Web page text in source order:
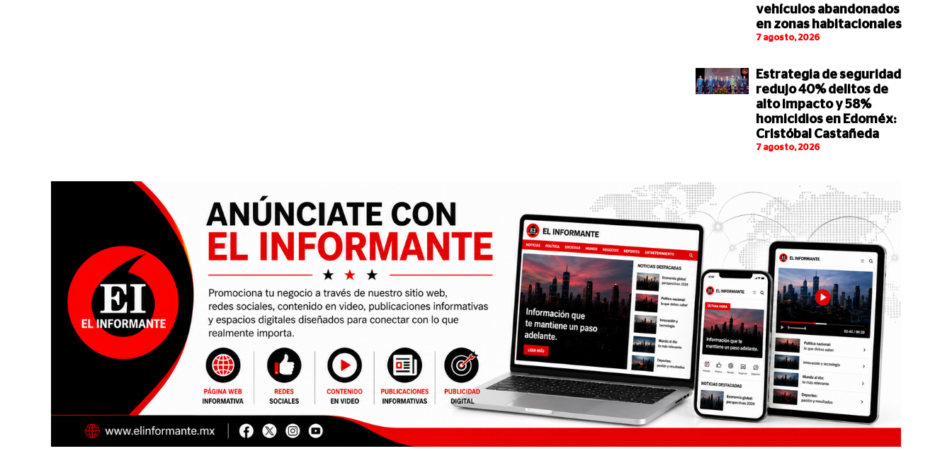
vehículos abandonados
en zonas habitacionales
7 agosto, 2026
Estrategia de seguridad
redujo 40% delitos de
alto impacto y 58%
homicidios en Edoméx:
Cristóbal Castañeda
7 agosto, 2026